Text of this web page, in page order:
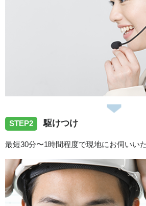
STEP2 駆けつけ
最短30分〜1時間程度で現地にお伺いい